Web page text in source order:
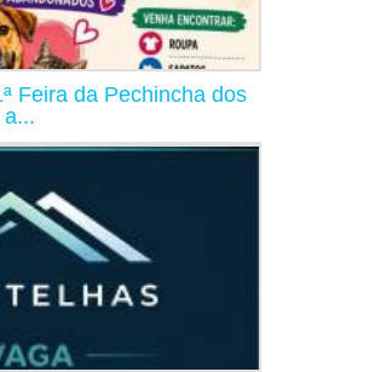
Feira da Pechincha dos